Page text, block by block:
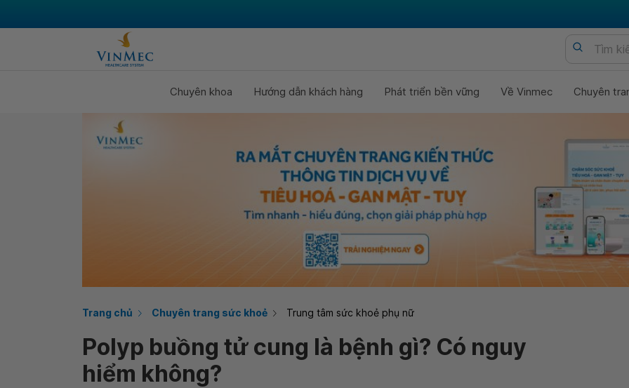
Chuyên khoa Hướng dẫn khách hàng Phát triển bền vững Về Vinmec Chuyên
Trang chủ Chuyên trang sức khoẻ Trung tâm sức khoẻ phụ nữ
Polyp buồng tử cung là bệnh gì? Có nguy
hiểm không?